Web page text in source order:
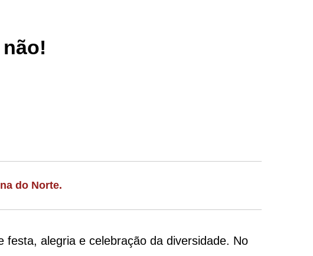
do Norte.
alegria e celebração da diversidade. No